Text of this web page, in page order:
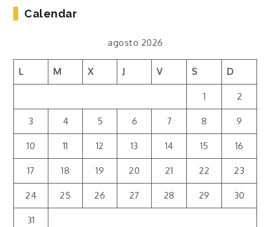
Calendar
agosto 2026
L M X J V S D
1 2
3 4 5 6 7 8 9
10 11 12 13 14 15 16
17 18 19 20 21 22 23
24 25 26 27 28 29 30
31